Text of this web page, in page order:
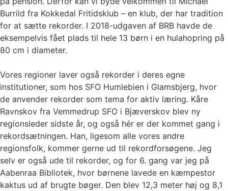
Burrild fra Kokkedal Fritidsklub – en klub, der har tradition
for at sætte rekorder. I 2018-udgaven af BRB havde de
eksempelvis fået plads til hele 13 børn i en hulahopring på
80 cm i diameter.
Vores regioner laver også rekorder i deres egne
institutioner, som hos SFO Humlebien i Glamsbjerg, hvor
de anvender rekorder som tema for aktiv læring. Kåre
Ravnskov fra Vemmedrup SFO i Bjæverskov blev ny
regionsleder sidste år, og også hér er der kommet gang i
rekordsætningen. Han, ligesom alle vores andre
regionsfolk, kommer gerne ud til rekordforsøgene. Jeg
selv er også ude til rekorder, og for 6. gang var jeg på
Aabenraa Bibliotek, hvor børnene lavede en kæmpestor
kaktus ud af brugte bøger. Den blev 12,3 meter høj og 8,1